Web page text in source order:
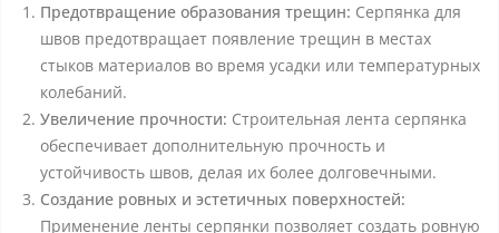
Предотвращение образования трещин: Серпянка для
швов предотвращает появление трещин в местах
стыков материалов во время усадки или температурных
колебаний.
Увеличение прочности: Строительная лента серпянка
обеспечивает дополнительную прочность и
устойчивость швов, делая их более долговечными.
Создание ровных и эстетичных поверхностей:
Применение ленты серпянки позволяет создать ровную